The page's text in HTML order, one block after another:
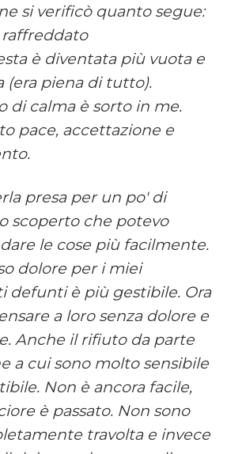
si verificò quanto segue:
raffreddato
è diventata più vuota e
(era piena di tutto).
di calma è sorto in me.
pace, accettazione e
presa per un po' di
scoperto che potevo
le cose più facilmente.
dolore per i miei
defunti è più gestibile. Ora
a loro senza dolore e
Anche il rifiuto da parte
a cui sono molto sensibile
Non è ancora facile,
è passato. Non sono
travolta e invece